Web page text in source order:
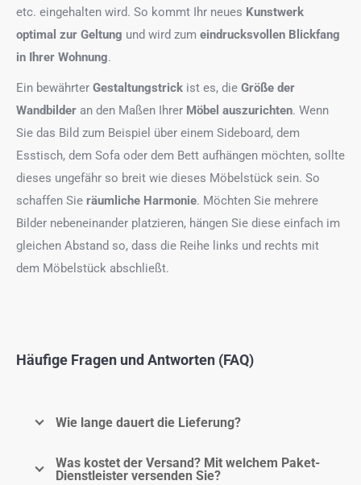
etc. eingehalten wird. So kommt Ihr neues Kunstwerk
optimal zur Geltung und wird zum eindrucksvollen Blickfang
in Ihrer Wohnung.
Ein bewährter Gestaltungstrick ist es, die Größe der
Wandbilder an den Maßen Ihrer Möbel auszurichten. Wenn
Sie das Bild zum Beispiel über einem Sideboard, dem
Esstisch, dem Sofa oder dem Bett aufhängen möchten, sollte
dieses ungefähr so breit wie dieses Möbelstück sein. So
schaffen Sie räumliche Harmonie. Möchten Sie mehrere
Bilder nebeneinander platzieren, hängen Sie diese einfach im
gleichen Abstand so, dass die Reihe links und rechts mit
dem Möbelstück abschließt.
Häufige Fragen und Antworten (FAQ)
Wie lange dauert die Lieferung?
Was kostet der Versand? Mit welchem Paket-
Dienstleister versenden Sie?